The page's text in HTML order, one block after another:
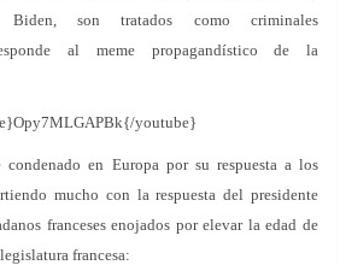
son tratados como criminales
al meme propagandístico de la
youtube}
condenado en Europa por su respuesta a los
mucho con la respuesta del presidente
franceses enojados por elevar la edad de
francesa: